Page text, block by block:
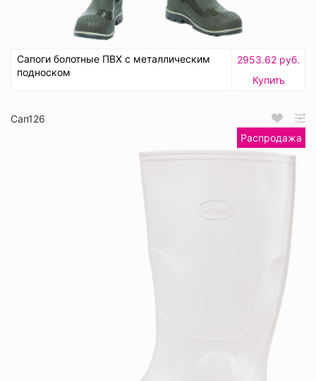
Сапоги болотные ПВХ с металлическим
подноском
2953.62 руб.
Купить
Сап126
Распродажа